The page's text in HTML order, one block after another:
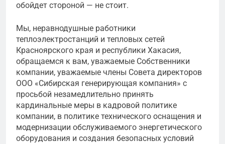
обойдет стороной — не стоит.
Мы, неравнодушные работники
теплоэлектростанций и тепловых сетей
Красноярского края и республики Хакасия,
обращаемся к вам, уважаемые Собственники
компании, уважаемые члены Совета директоров
ООО «Сибирская генерирующая компания» с
просьбой незамедлительно принять
кардинальные меры в кадровой политике
компании, в политике технического оснащения и
модернизации обслуживаемого энергетического
оборудования и создания безопасных условий